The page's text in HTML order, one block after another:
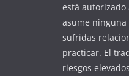
está autorizado
asume
sufridas
practicar. El
riesgos